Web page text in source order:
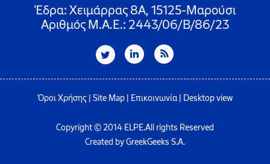
Έδρα: Χειμάρρας 8A, 15125-Μαρούσι
Αριθμός Μ.Α.Ε.: 2443/06/Β/86/23
Όροι Χρήσης Site Map Επικοινωνία| Desktop view
Copyright © 2014 ELPE.All rights Reserved
Created by GreekGeeks S.A.